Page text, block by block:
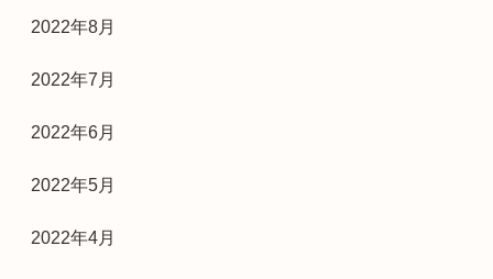
2022年8月
2022年7月
2022年6月
2022年5月
2022年4月